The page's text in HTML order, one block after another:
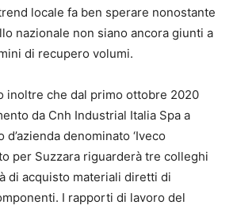
locale fa ben sperare nonostante
nazionale non siano ancora giunti a
di recupero volumi.
inoltre che dal primo ottobre 2020
da Cnh Industrial Italia Spa a
d’azienda denominato ‘Iveco
per Suzzara riguarderà tre colleghi
di acquisto materiali diretti di
I rapporti di lavoro del